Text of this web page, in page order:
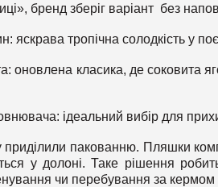
бренд зберіг варіант без
яскрава тропічна солодкість у
оновлена класика, де соковита
ідеальний вибір для
приділили пакованню. Пляшки
у долоні. Таке рішення
чи перебування за кермом